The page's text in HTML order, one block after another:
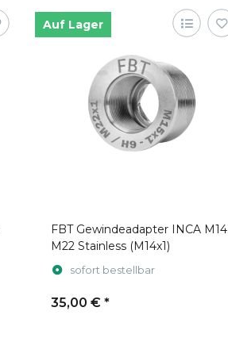
Auf Lager
FBT Gewindeadapter INCA M14
M22 Stainless (M14x1)
sofort bestellbar
35,00 € *